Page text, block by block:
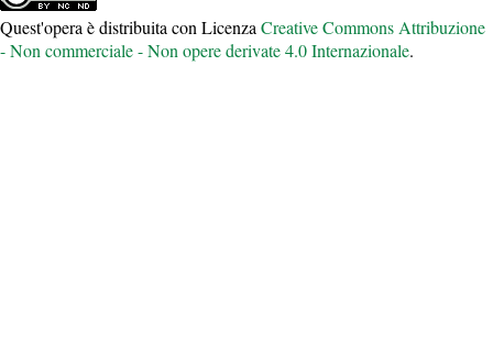
l'integrazione e sicuramente la realizzazione professionale delle
persone che vogliono studiare, diventare dei professionisti e quindi
vivere con i libri a portata di mano. LA SVOLTA E L'INGANNO
Quest'opera è distribuita con Licenza Creative Commons Attribuzione
- Non commerciale - Non opere derivate 4.0 Internazionale.